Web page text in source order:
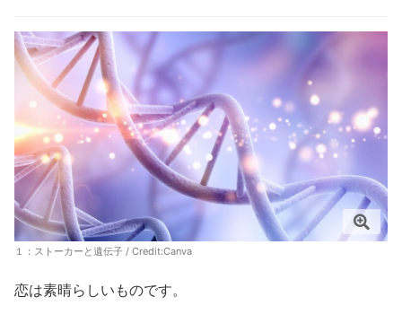
１：ストーカーと遺伝子 / Credit:Canva
恋は素晴らしいものです。